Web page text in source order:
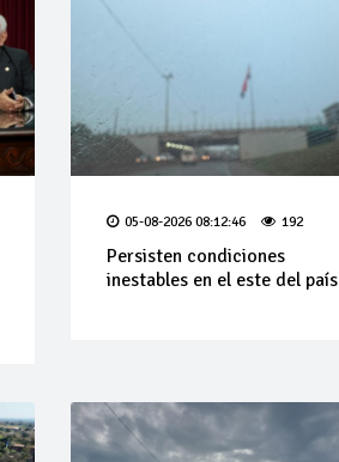
05-08-2026 08:12:46 192
Persisten condiciones
inestables en el este del país